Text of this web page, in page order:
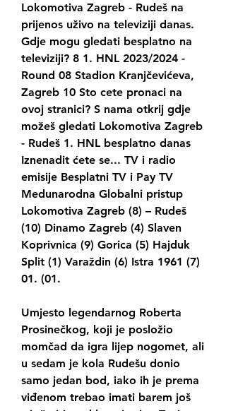
Lokomotiva Zagreb - Rudeš na
prijenos uživo na televiziji danas.
Gdje mogu gledati besplatno na
televiziji? 8 1. HNL 2023/2024 -
Round 08 Stadion Kranjčevićeva,
Zagreb 10 Sto cete pronaci na
ovoj stranici? S nama otkrij gdje
možeš gledati Lokomotiva Zagreb
- Rudeš 1. HNL besplatno danas
Iznenadit ćete se... TV i radio
emisije Besplatni TV i Pay TV
Medunarodna Globalni pristup
Lokomotiva Zagreb (8) – Rudeš
(10) Dinamo Zagreb (4) Slaven
Koprivnica (9) Gorica (5) Hajduk
Split (1) Varaždin (6) Istra 1961 (7)
01. (01.
Umjesto legendarnog Roberta
Prosinečkog, koji je posložio
momčad da igra lijep nogomet, ali
u sedam je kola Rudešu donio
samo jedan bod, iako ih je prema
viđenom trebao imati barem još